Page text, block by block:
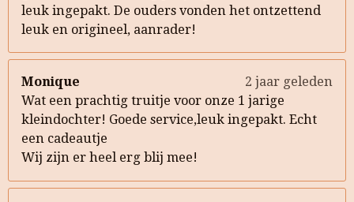
leuk ingepakt. De ouders vonden het ontzettend
leuk en origineel, aanrader!
Monique
2 jaar geleden
Wat een prachtig truitje voor onze 1 jarige
kleindochter! Goede service,leuk ingepakt. Echt
een cadeautje
Wij zijn er heel erg blij mee!